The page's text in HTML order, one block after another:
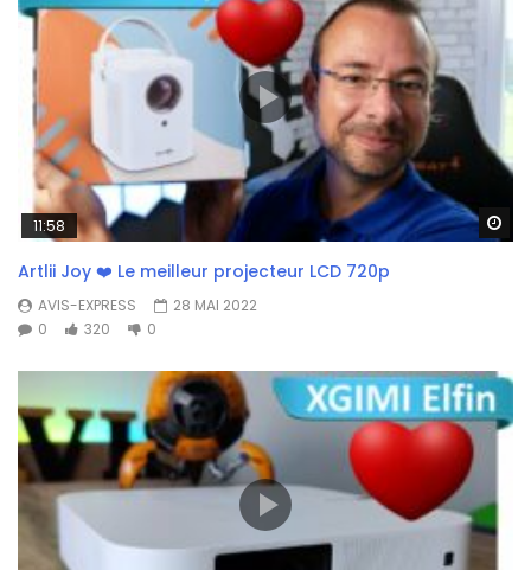
11:58
Artlii Joy ❤️ Le meilleur projecteur LCD 720p
AVIS-EXPRESS
28 MAI 2022
0
320 0